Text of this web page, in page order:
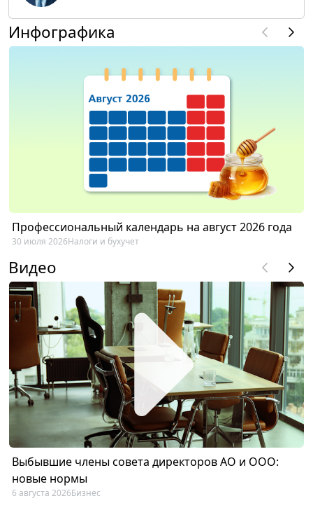
Инфографика
Профессиональный календарь на август 2026 года
30 июля 2026Налоги и бухучет
Видео
Выбывшие члены совета директоров АО и ООО:
новые нормы
6 августа 2026Бизнес